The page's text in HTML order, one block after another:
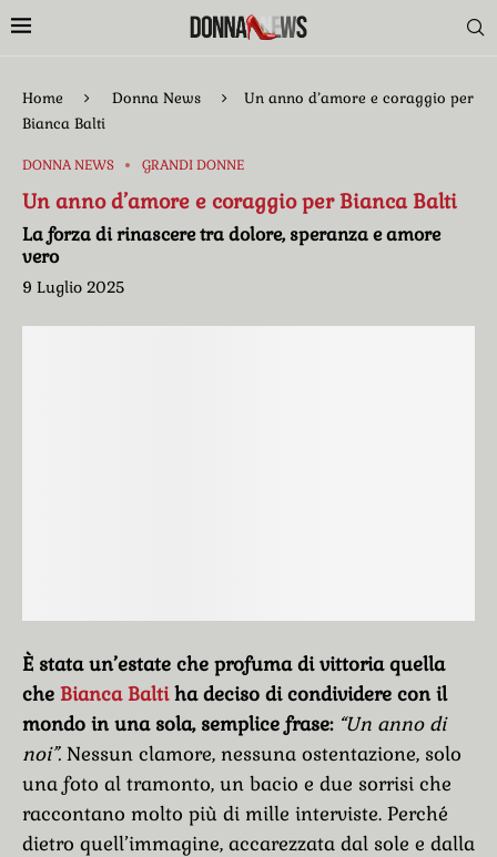
Home Donna News
Un anno d’amore e coraggio per
Bianca Balti
DONNA NEWS GRANDI DONNE
Un anno d’amore e coraggio per Bianca Balti
La forza di rinascere tra dolore, speranza e amore
vero
9 Luglio 2025
È stata un’estate che profuma di vittoria quella
che Bianca Baltiha deciso di condividere con il
mondo in una sola, semplice frase: “Un anno di
noi”. Nessun clamore, nessuna ostentazione, solo
una foto al tramonto, un bacio e due sorrisi che
raccontano molto più di mille interviste. Perché
dietro quell’immagine, accarezzata dal sole e dalla